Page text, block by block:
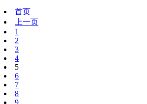
首页
上一页
1
2
3
4
5
6
7
8
9